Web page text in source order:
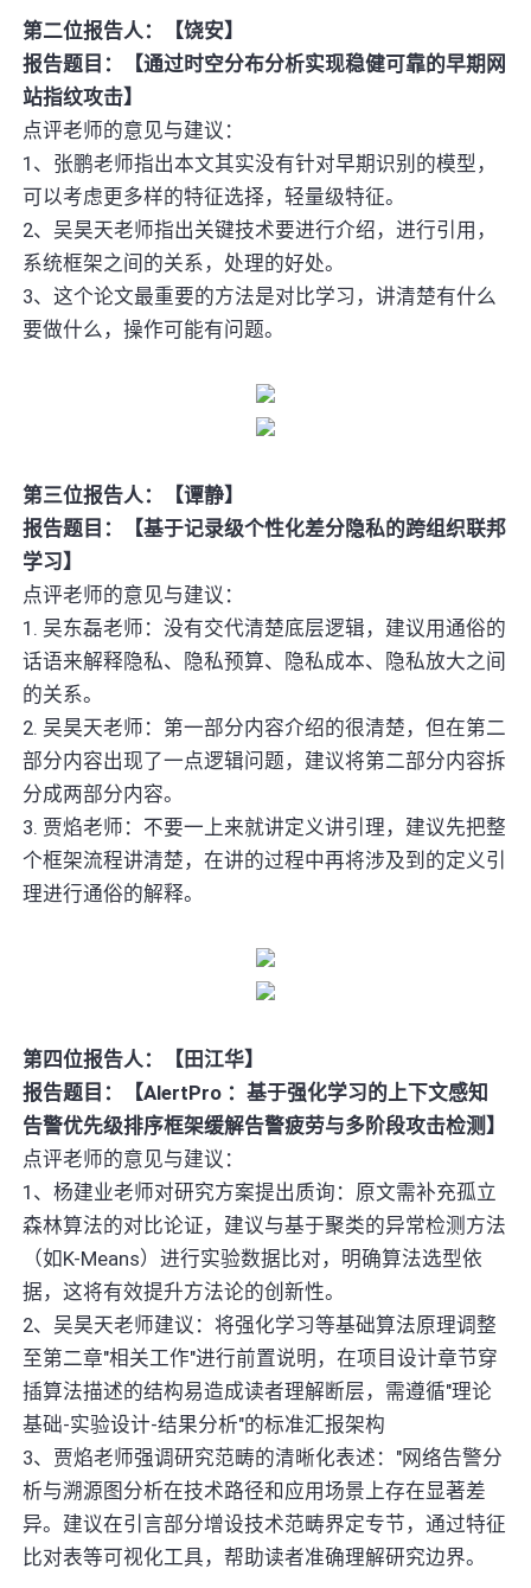
第二位报告人：【饶安】
报告题目：【通过时空分布分析实现稳健可靠的早期网
站指纹攻击】
点评老师的意见与建议：
1、张鹏老师指出本文其实没有针对早期识别的模型，
可以考虑更多样的特征选择，轻量级特征。
2、吴昊天老师指出关键技术要进行介绍，进行引用，
系统框架之间的关系，处理的好处。
3、这个论文最重要的方法是对比学习，讲清楚有什么
要做什么，操作可能有问题。
第三位报告人：【谭静】
报告题目：【基于记录级个性化差分隐私的跨组织联邦
学习】
点评老师的意见与建议：
1. 吴东磊老师：没有交代清楚底层逻辑，建议用通俗的
话语来解释隐私、隐私预算、隐私成本、隐私放大之间
的关系。
2. 吴昊天老师：第一部分内容介绍的很清楚，但在第二
部分内容出现了一点逻辑问题，建议将第二部分内容拆
分成两部分内容。
3. 贾焰老师：不要一上来就讲定义讲引理，建议先把整
个框架流程讲清楚，在讲的过程中再将涉及到的定义引
理进行通俗的解释。
第四位报告人：【田江华】
报告题目：【AlertPro ：基于强化学习的上下文感知
告警优先级排序框架缓解告警疲劳与多阶段攻击检测】
点评老师的意见与建议：
1、杨建业老师对研究方案提出质询：原文需补充孤立
森林算法的对比论证，建议与基于聚类的异常检测方法
（如K-Means）进行实验数据比对，明确算法选型依
据，这将有效提升方法论的创新性。
2、吴昊天老师建议：将强化学习等基础算法原理调整
至第二章"相关工作"进行前置说明，在项目设计章节穿
插算法描述的结构易造成读者理解断层，需遵循"理论
基础-实验设计-结果分析"的标准汇报架构
3、贾焰老师强调研究范畴的清晰化表述："网络告警分
析与溯源图分析在技术路径和应用场景上存在显著差
异。建议在引言部分增设技术范畴界定专节，通过特征
比对表等可视化工具，帮助读者准确理解研究边界。